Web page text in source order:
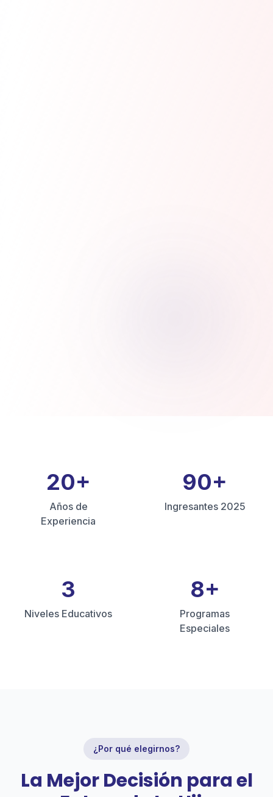
20+
Años de
Experiencia
90+
Ingresantes 2025
3
Niveles Educativos
8+
Programas
Especiales
¿Por qué elegirnos?
La Mejor Decisión para el